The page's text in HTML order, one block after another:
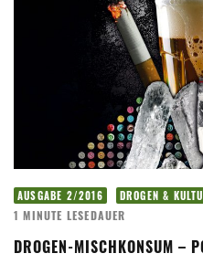
AUSGABE 2/2016 DROGEN &
1 MINUTE LESEDAUER
DROGEN-MISCHKONSUM –